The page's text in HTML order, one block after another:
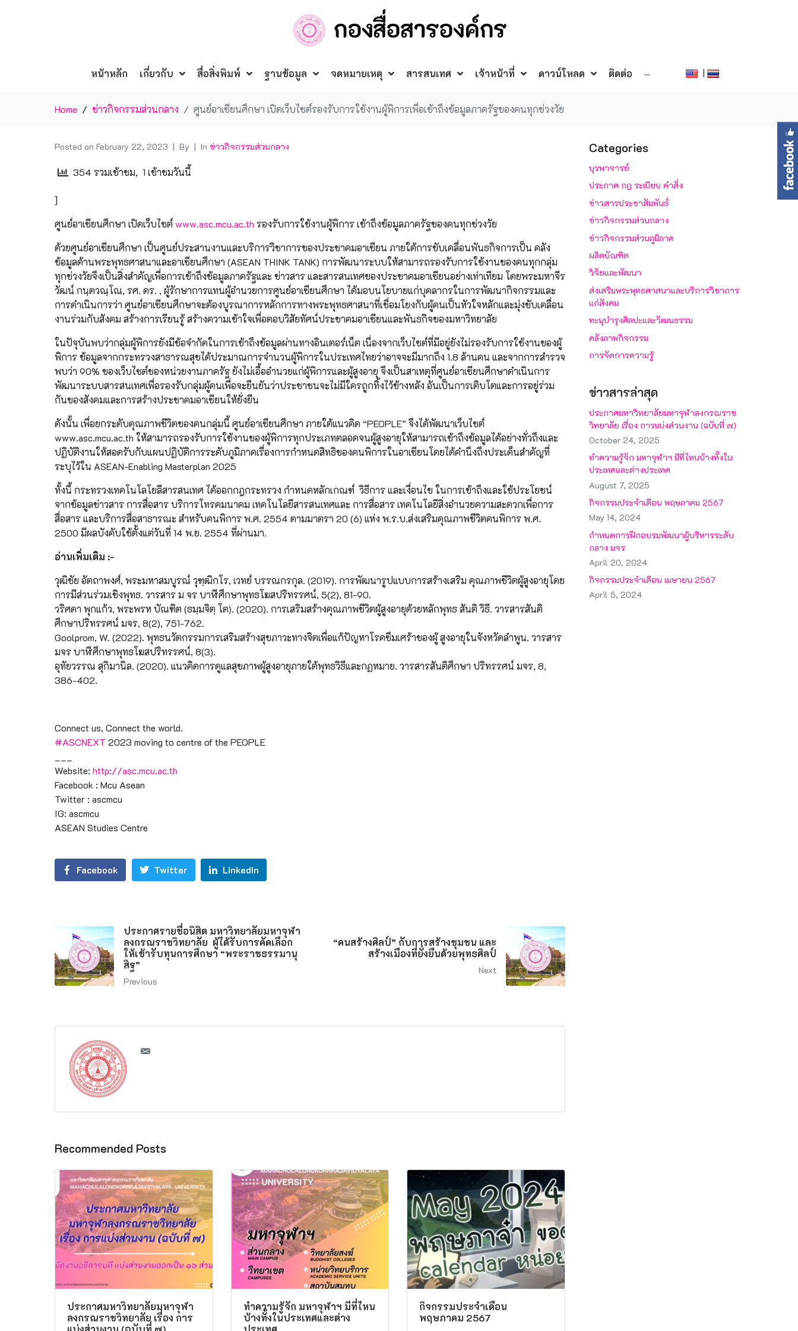
หน้าหลัก เกี่ยวกับ สื่อสิ่งพิมพ์ ฐานข้อมูล จดหมายเหตุ สารสนเทศ เจ้าหน้าที่ ดาวน์โหลด ติดต่อ ··· |
Home ข่าวกิจกรรมส่วนกลาง ศูนย์อาเซียนศึกษา เปิดเว็บไซต์รองรับการใช้งานผู้พิการเพื่อเข้าถึงข้อมูลภาครัฐของคนทุกช่วงวัย
Posted on February 22, 2023 By In ข่าวกิจกรรมส่วนกลาง
354 รวมเข้าชม, 1 เข้าชมวันนี้
]
ศูนย์อาเซียนศึกษา เปิดเว็บไซต์www.asc.mcu.ac.th รองรับการใช้งานผู้พิการ เข้าถึงข้อมูลภาครัฐของคนทุกช่วงวัย
ด้วยศูนย์อาเซียนศึกษา เป็นศูนย์ประสานงานและบริการวิชาการของประชาคมอาเซียน ภายใต้การขับเคลื่อนพันธกิจการเป็น คลัง
ข้อมูลด้านพระพุทธศาสนาและอาเซียนศึกษา (ASEAN THINK TANK) การพัฒนาระบบให้สามารถรองรับการใช้งานของคนทุกกลุ่ม
ทุกช่วงวัยจึงเป็นสิ่งสำคัญเพื่อการเข้าถึงข้อมูลภาครัฐและ ข่าวสาร และสารสนเทศของประชาคมอาเซียนอย่างเท่าเทียม โดยพระมหาจีร
วัฒน์ กนฺตวณฺโณ, รศ. ดร. , ผู้รักษาการแทนผู้อำนวยการศูนย์อาเซียนศึกษา ได้มอบนโยบายแก่บุคลากรในการพัฒนากิจกรรมและ
การดำเนินการว่า ศูนย์อาเซียนศึกษาจะต้องบูรณาการหลักการทางพระพุทธศาสนาที่เชื่อมโยงกับผู้คนเป็นหัวใจหลักและมุ่งขับเคลื่อน
งานร่วมกับสังคม สร้างการเรียนรู้ สร้างความเข้าใจเพื่อตอบวิสัยทัศน์ประชาคมอาเซียนและพันธกิจของมหาวิทยาลัย
ในปัจุบันพบว่ากลุ่มผู้พิการยังมีข้อจำกัดในการเข้าถึงข้อมูลผ่านทางอินเตอร์เน็ต เนื่องจากเว็บไซต์ที่มีอยู่ยังไม่รองรับการใช้งานของผู้
พิการ ข้อมูลจากกระทรวงสาธารณสุขได้ประมาณการจำนวนผู้พิการในประเทศไทยว่าอาจจะมีมากถึง 1.8 ล้านคน และจากการสำรวจ
พบว่า 90% ของเว็บไซต์ของหน่วยงานภาครัฐ ยังไม่เอื้ออำนวยแก่ผู้พิการและผู้สูงอายุ จึงเป็นสาเหตุที่ศูนย์อาเซียนศึกษาดำเนินการ
พัฒนาระบบสารสนเทศเพื่อรองรับกลุ่มผู้คนเพื่อจะยืนยันว่าประชาชนจะไม่มีใครถูกทิ้งไว้ข้างหลัง อันเป็นการเติบโตและการอยู่ร่วม
กันของสังคมและการสร้างประชาคมอาเซียนให้ยั่งยืน
ดังนั้น เพื่อยกระดับคุณภาพชีวิตของคนกลุ่มนี้ ศูนย์อาเซียนศึกษา ภายใต้แนวคิด “PEOPLE” จึงได้พัฒนาเว็บไซต์
www.asc.mcu.ac.th ให้สามารถรองรับการใช้งานของผู้พิการทุกประเภทตลอดจนผู้สูงอายุให้สามารถเข้าถึงข้อมูลได้อย่างทั่วถึงและ
ปฏิบัติงานให้สอดรับกับแผนปฏิบัติการระดับภูมิภาคเรื่องการกำหนดสิทธิของคนพิการในอาเซียนโดยได้คำนึงถึงประเด็นสำคัญที่
ระบุไว้ใน ASEAN-Enabling Masterplan 2025
ทั้งนี้ กระทรวงเทคโนโลโยลีสารสนเทศ ได้ออกกฎกระทรวง กำหนดหลักเกณฑ์ วิธีการ และเงื่อนไข ในการเข้าถึงและใช้ประโยชน์
จากข้อมูลข่าวสาร การสื่อสาร บริการโทรคมนาคม เทคโนโลยีสารสนเทศและ การสื่อสาร เทคโนโลยีสิ่งอำนวยความสะดวกเพื่อการ
สื่อสาร และบริการสื่อสาธารณะ สำหรับคนพิการ พ.ศ. 2554 ตามมาตรา 20 (6) แห่ง พ.ร.บ.ส่งเสริมคุณภาพชีวิตคนพิการ พ.ศ.
2500 มีผลบังคับใช้ตั้งแต่วันที่ 14 พ.ย. 2554 ที่ผ่านมา.
อ่านเพิ่มเติม :-
วุฒิชัย อัตถาพงศ์, พระมหาสมบูรณ์ วุฑฺฒิกโร, เวทย์ บรรณกรกุล. (2019). การพัฒนารูปแบบการสร้างเสริม คุณภาพชีวิตผู้สูงอายุโดย
การมีส่วนร่วมเชิงพุทธ. วารสาร ม จร บาฬีศึกษาพุทธโฆสปริทรรศน์, 5(2), 81-90.
วริศดา พุกแก้ว, พระพรห บัณฑิต (ธมฺมจิตฺ โต). (2020). การเสริมสร้างคุณภาพชีวิตผู้สูงอายุด้วยหลักพุทธ สันติ วิธี. วารสารสันติ
ศึกษาปริทรรศน์ มจร, 8(2), 751-762.
Goolprom, W. (2022). พุทธนวัตกรรมการเสริมสร้างสุขภาวะทางจิตเพื่อแก้ปัญหาโรคซึมเศร้าของผู้ สูงอายุในจังหวัดลำพูน. วารสาร
มจร บาฬีศึกษาพุทธโฆสปริทรรศน์, 8(3).
อุทัยวรรณ สุกิมานิล. (2020). แนวคิดการดูแลสุขภาพผู้สูงอายุภายใต้พุทธวิธีและกฏหมาย. วารสารสันติศึกษา ปริทรรศน์ มจร, 8,
386-402.
Connect us, Connect the world.
#ASCNEXT 2023 moving to centre of the PEOPLE
Website: http://asc.mcu.ac.th
Facebook : Mcu Asean
Twitter : ascmcu
IG: ascmcu
ASEAN Studies Centre
Facebook Twitter LinkedIn
ประกาศรายชื่อนิสิต มหาวิทยาลัยมหาจุฬา
ลงกรณราชวิทยาลัย ผู้ได้รับการคัดเลือก
ให้เข้ารับทุนการศึกษา “พระราชธรรมานุ
สิฐ”
Previous
“คนสร้างศิลป์” กับการสร้างชุมชน และ
สร้างเมืองที่ยั่งยืนด้วยพุทธศิลป์
Next
Recommended Posts
ประกาศมหาวิทยาลัยมหาจุฬา
ลงกรณราชวิทยาลัย เรื่อง การ
ทำความรู้จัก มหาจุฬาฯ มีที่ไหน
บ้างทั้งในประเทศและต่าง
กิจกรรมประจำเดือน
พฤษภาคม 2567
Categories
บุรพาจารย์
ประกาศ กฎ ระเบียบ คำสั่ง
ข่าวสารประชาสัมพันธ์
ข่าวกิจกรรมส่วนกลาง
ข่าวกิจกรรมส่วนภูมิภาค
ผลิตบัณฑิต
วิจัยและพัฒนา
ส่งเสริมพระพุทธศาสนาและบริการวิชาการ
แก่สังคม
ทะนุบำรุงศิลปะและวัฒนธรรม
คลังภาพกิจกรรม
การจัดการความรู้
ข่าวสารล่าสุด
ประกาศมหาวิทยาลัยมหาจุฬาลงกรณราช
วิทยาลัย เรื่อง การแบ่งส่วนงาน (ฉบับที่ ๗)
October 24, 2025
ทำความรู้จัก มหาจุฬาฯ มีที่ไหนบ้างทั้งใน
ประเทศและต่างประเทศ
August 7, 2025
กิจกรรมประจำเดือน พฤษภาคม 2567
May 14, 2024
กำหนดการฝึกอบรมพัฒนาผู้บริหารระดับ
กลาง มจร
April 20, 2024
กิจกรรมประจำเดือน เมษายน 2567
April 5, 2024